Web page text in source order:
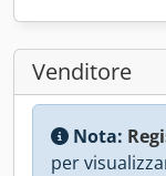
Venditore
Nota:
per